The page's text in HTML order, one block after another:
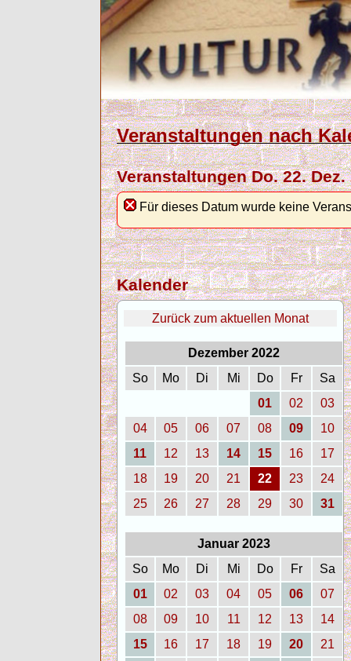
Veranstaltungen nach
Veranstaltungen Do. 22. Dez.
Für dieses Datum wurde keine
Kalender
Zurück zum aktuellen Monat
Dezember 2022
So
Mo Di Mi Do Fr
Sa
01
02
03
04
05 06 07 08 09
10
11
12 13 14 15 16
17
18
19 20 21 22 23
24
25
26 27 28 29 30 31
Januar 2023
So
Mo Di Mi Do Fr
Sa
01
02 03 04 05 06
07
08
09 10 11 12 13
14
15
16 17 18 19 20
21